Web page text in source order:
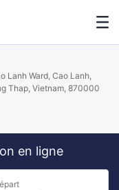
Lanh Ward, Cao Lanh,
Thap, Vietnam, 870000
en ligne